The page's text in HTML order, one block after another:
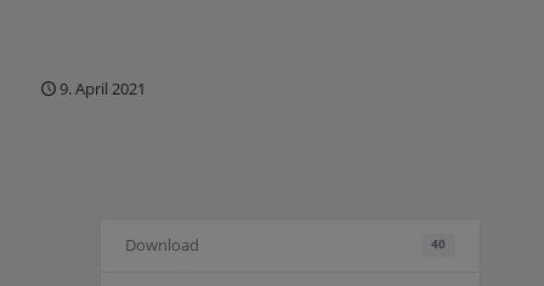
9. April 2021
Download 40